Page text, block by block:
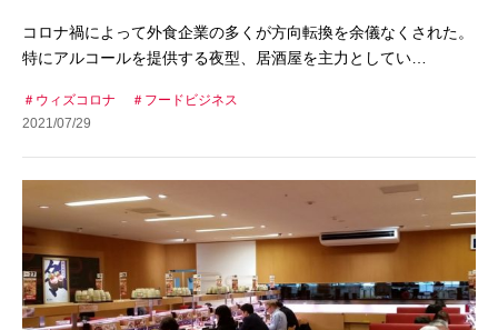
コロナ禍によって外食企業の多くが方向転換を余儀なくされた。
特にアルコールを提供する夜型、居酒屋を主力としてい…
ウィズコロナ
フードビジネス
2021/07/29